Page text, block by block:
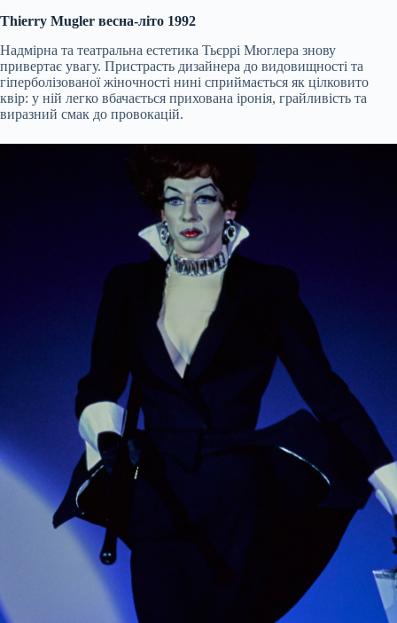
Thierry Mugler весна-літо 1992
Надмірна та театральна естетика Тьєррі Мюглера знову
привертає увагу. Пристрасть дизайнера до видовищності та
гіперболізованої жіночності нині сприймається як цілковито
квір: у ній легко вбачається прихована іронія, грайливість та
виразний смак до провокацій.